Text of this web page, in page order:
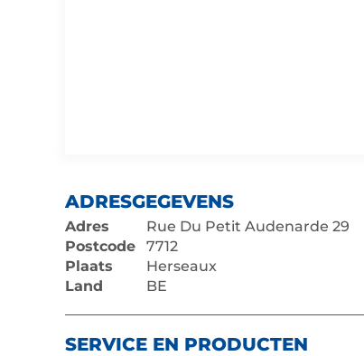
ADRESGEGEVENS
Adres
Rue Du Petit Audenarde 29
Postcode
7712
Plaats
Herseaux
Land
BE
SERVICE EN PRODUCTEN